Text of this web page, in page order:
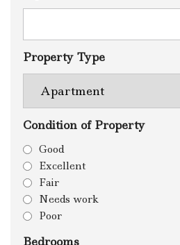
Property Type
Condition of Property
Good
Excellent
Fair
Needs work
Poor
Bedrooms